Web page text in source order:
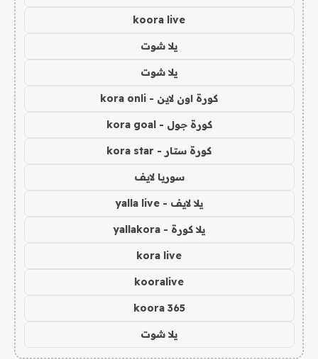
koora live
يلا شوت
يلا شوت
كورة اون لاين - kora onli
كورة جول - kora goal
كورة ستار - kora star
سوريا لايف
يلا لايف - yalla live
يلا كورة - yallakora
kora live
kooralive
koora 365
يلا شوت